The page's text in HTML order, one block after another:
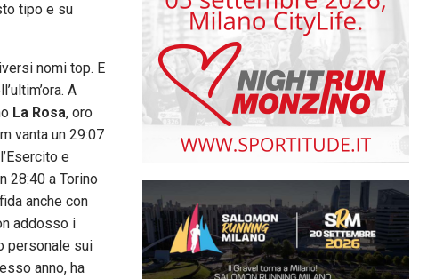
tipo e su
nomi top. E
A
La Rosa, oro
vanta un 29:07
e
28:40 a Torino
anche con
addosso i
personale sui
anno, ha